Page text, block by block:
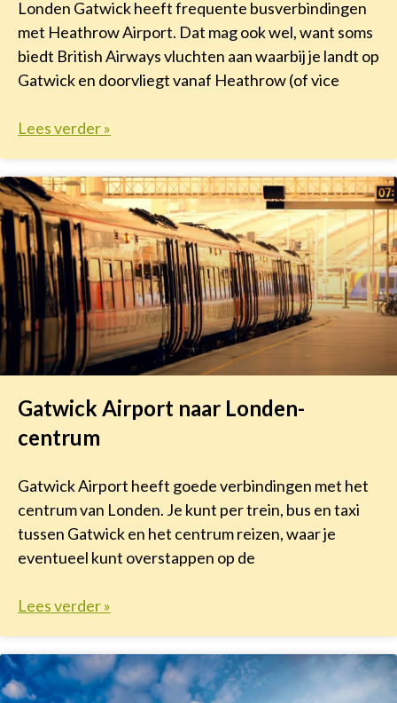
Londen Gatwick heeft frequente busverbindingen
met Heathrow Airport. Dat mag ook wel, want soms
biedt British Airways vluchten aan waarbij je landt op
Gatwick en doorvliegt vanaf Heathrow (of vice
Lees verder »
Gatwick Airport naar Londen-
centrum
Gatwick Airport heeft goede verbindingen met het
centrum van Londen. Je kunt per trein, bus en taxi
tussen Gatwick en het centrum reizen, waar je
eventueel kunt overstappen op de
Lees verder »